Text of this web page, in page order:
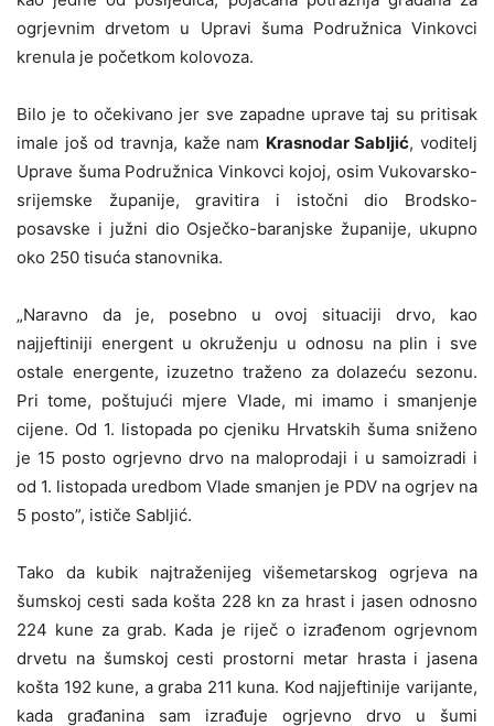
ogrjevnim drvetom u Upravi šuma Podružnica Vinkovci
krenula je početkom kolovoza.
Bilo je to očekivano jer sve zapadne uprave taj su pritisak
imale još od travnja, kaže nam Krasnodar Sabljić, voditelj
Uprave šuma Podružnica Vinkovci kojoj, osim Vukovarsko-
srijemske županije, gravitira i istočni dio Brodsko-
posavske i južni dio Osječko-baranjske županije, ukupno
oko 250 tisuća stanovnika.
„Naravno da je, posebno u ovoj situaciji drvo, kao
najjeftiniji energent u okruženju u odnosu na plin i sve
ostale energente, izuzetno traženo za dolazeću sezonu.
Pri tome, poštujući mjere Vlade, mi imamo i smanjenje
cijene. Od 1. listopada po cjeniku Hrvatskih šuma sniženo
je 15 posto ogrjevno drvo na maloprodaji i u samoizradi i
od 1. listopada uredbom Vlade smanjen je PDV na ogrjev na
5 posto”, ističe Sabljić.
Tako da kubik najtraženijeg višemetarskog ogrjeva na
šumskoj cesti sada košta 228 kn za hrast i jasen odnosno
224 kune za grab. Kada je riječ o izrađenom ogrjevnom
drvetu na šumskoj cesti prostorni metar hrasta i jasena
košta 192 kune, a graba 211 kuna. Kod najjeftinije varijante,
kada građanina sam izrađuje ogrjevno drvo u šumi